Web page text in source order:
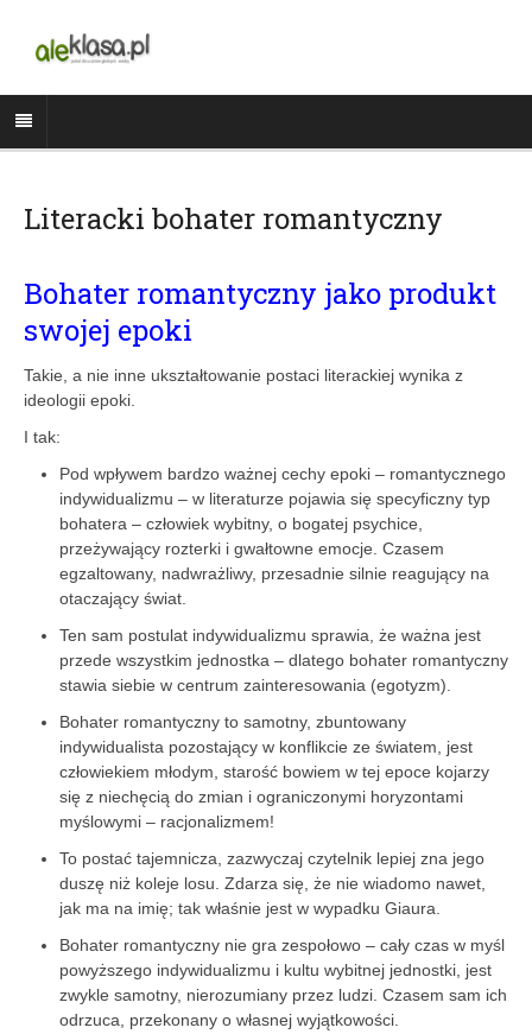
Literacki bohater romantyczny
Bohater romantyczny jako produkt
swojej epoki
Takie, a nie inne ukształtowanie postaci literackiej wynika z
ideologii epoki.
I tak:
Pod wpływem bardzo ważnej cechy epoki – romantycznego
indywidualizmu – w literaturze pojawia się specyficzny typ
bohatera – człowiek wybitny, o bogatej psychice,
przeżywający rozterki i gwałtowne emocje. Czasem
egzaltowany, nadwrażliwy, przesadnie silnie reagujący na
otaczający świat.
Ten sam postulat indywidualizmu sprawia, że ważna jest
przede wszystkim jednostka – dlatego bohater romantyczny
stawia siebie w centrum zainteresowania (egotyzm).
Bohater romantyczny to samotny, zbuntowany
indywidualista pozostający w konflikcie ze światem, jest
człowiekiem młodym, starość bowiem w tej epoce kojarzy
się z niechęcią do zmian i ograniczonymi horyzontami
myślowymi – racjonalizmem!
To postać tajemnicza, zazwyczaj czytelnik lepiej zna jego
duszę niż koleje losu. Zdarza się, że nie wiadomo nawet,
jak ma na imię; tak właśnie jest w wypadku Giaura.
Bohater romantyczny nie gra zespołowo – cały czas w myśl
powyższego indywidualizmu i kultu wybitnej jednostki, jest
zwykle samotny, nierozumiany przez ludzi. Czasem sam ich
odrzuca, przekonany o własnej wyjątkowości.